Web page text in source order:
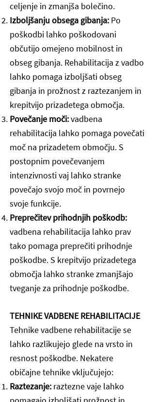
celjenje in zmanjša bolečino.
Izboljšanju obsega gibanja: Po
poškodbi lahko poškodovani
občutijo omejeno mobilnost in
obseg gibanja. Rehabilitacija z vadbo
lahko pomaga izboljšati obseg
gibanja in prožnost z raztezanjem in
krepitvijo prizadetega območja.
Povečanje moči:vadbena
rehabilitacija lahko pomaga povečati
moč na prizadetem območju. S
postopnim povečevanjem
intenzivnosti vaj lahko stranke
povečajo svojo moč in povrnejo
svoje funkcije.
Preprečitev prihodnjih poškodb:
vadbena rehabilitacija lahko prav
tako pomaga preprečiti prihodnje
poškodbe. S krepitvijo prizadetega
območja lahko stranke zmanjšajo
tveganje za prihodnje poškodbe.
TEHNIKE VADBENE REHABILITACIJE
Tehnike vadbene rehabilitacije se
lahko razlikujejo glede na vrsto in
resnost poškodbe. Nekatere
običajne tehnike vključujejo:
Raztezanje: raztezne vaje lahko